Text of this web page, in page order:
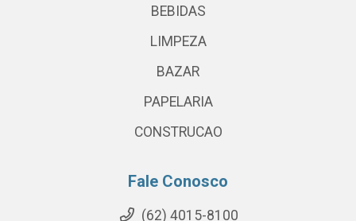
BEBIDAS
LIMPEZA
BAZAR
PAPELARIA
CONSTRUCAO
Fale Conosco
(62) 4015-8100